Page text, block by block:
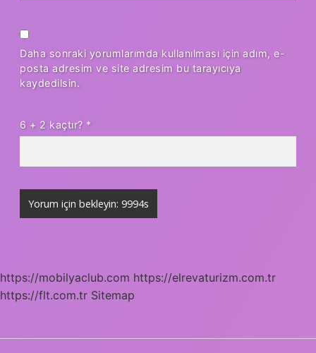
Daha sonraki yorumlarımda kullanılması için adım, e-
posta adresim ve site adresim bu tarayıcıya
kaydedilsin.
6 + 2 kaçtır? *
https://mobilyaclub.com https://elrevaturizm.com.tr
https://flt.com.tr Sitemap